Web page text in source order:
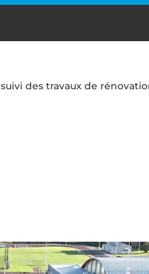
suivi des travaux de